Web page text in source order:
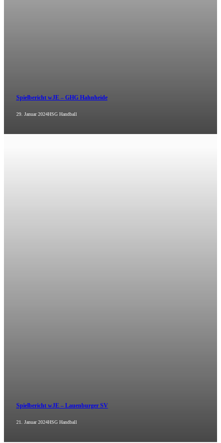
Spielbericht wJE – GHG Hahnheide
29. Januar 2024HSG Handball
Spielbericht wJE – Lauenburger SV
21. Januar 2024HSG Handball